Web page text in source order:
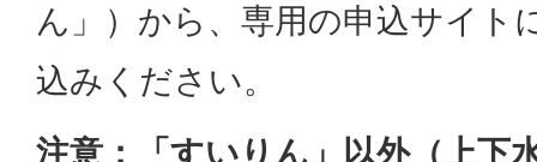
ん」）から、専用の申込サイト
込みください。
注意：「すいりん」 以外（上下